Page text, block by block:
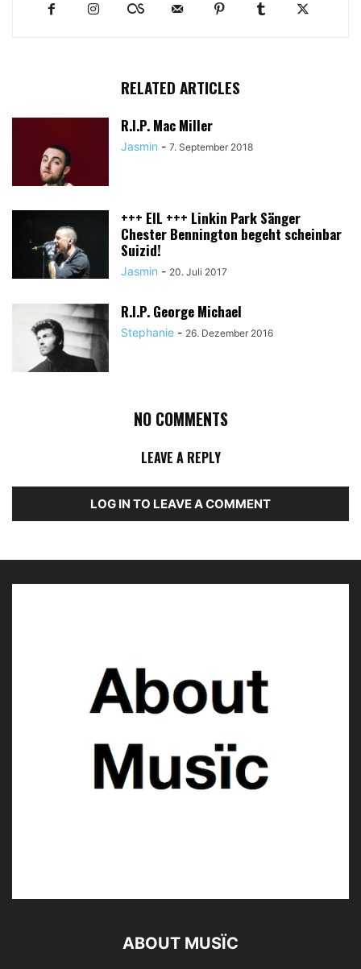
RELATED ARTICLES
R.I.P. Mac Miller
Jasmin - 7. September 2018
+++ EIL +++ Linkin Park Sänger
Chester Bennington begeht scheinbar
Suizid!
Jasmin - 20. Juli 2017
R.I.P. George Michael
Stephanie - 26. Dezember 2016
NO COMMENTS
LEAVE A REPLY
LOG IN TO LEAVE A COMMENT
ABOUT MUSÏC